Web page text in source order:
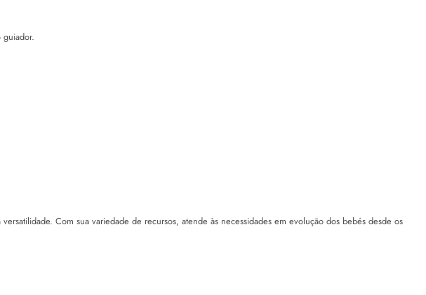
guiador.
Com sua variedade de recursos, atende às necessidades em evolução dos bebés desde os